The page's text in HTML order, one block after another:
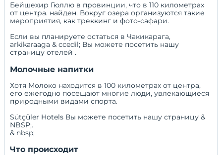
Бейшехир Гюллю в провинции, что в 110 километрах
от центра. найден. Вокруг озера организуются такие
мероприятия, как треккинг и фото-сафари.
Если вы планируете остаться в Чакикарага,
arkikaraaga & ccedil; Вы можете посетить нашу
страницу отелей.
Молочные напитки
Хотя Молоко находится в 100 километрах от центра,
его ежегодно посещают многие люди, увлекающиеся
природными видами спорта.
Sütçüler Hotels Вы можете посетить нашу страницу&
NBSP;.
& nbsp;
Что происходит